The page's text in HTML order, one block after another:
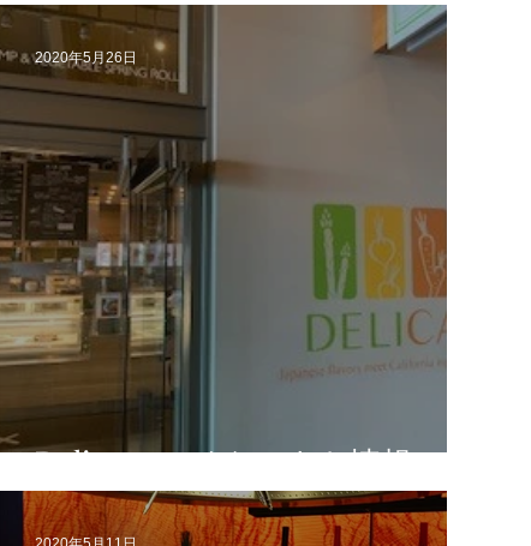
Delicaのテイクアウト情報
2020年5月26日